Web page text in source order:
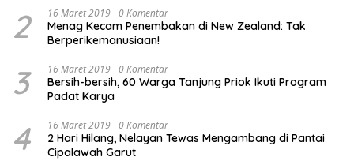
2 16 Maret 2019 0 Komentar
Menag Kecam Penembakan di New Zealand: Tak
Berperikemanusiaan!
3 16 Maret 2019 0 Komentar
Bersih-bersih, 60 Warga Tanjung Priok Ikuti Program
Padat Karya
4 16 Maret 2019 0 Komentar
2 Hari Hilang, Nelayan Tewas Mengambang di Pantai
Cipalawah Garut